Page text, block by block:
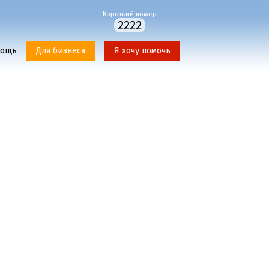
Короткий номер
2222
Для бизнеса Я хочу помочь